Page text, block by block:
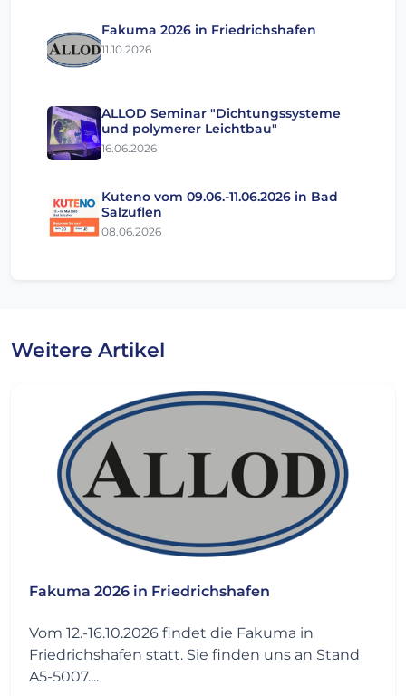
Fakuma 2026 in Friedrichshafen
11.10.2026
ALLOD Seminar "Dichtungssysteme
und polymerer Leichtbau"
16.06.2026
Kuteno vom 09.06.-11.06.2026 in Bad
Salzuflen
08.06.2026
Weitere Artikel
Fakuma 2026 in Friedrichshafen
Vom 12.-16.10.2026 findet die Fakuma in
Friedrichshafen statt. Sie finden uns an Stand
A5-5007....